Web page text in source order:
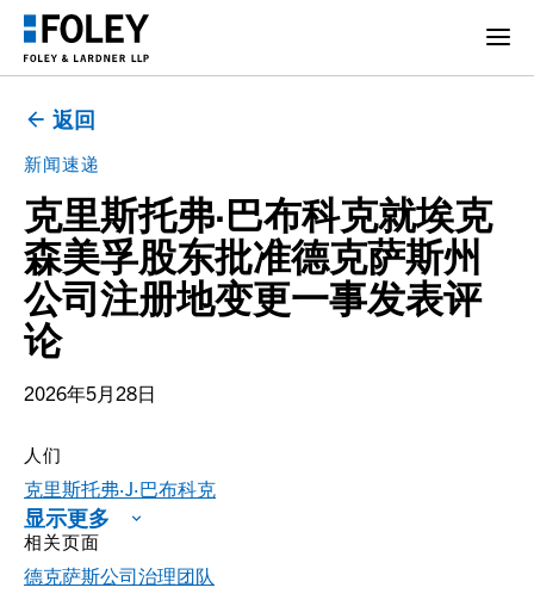
返回
新闻速递
克里斯托弗·巴布科克就埃克
森美孚股东批准德克萨斯州
公司注册地变更一事发表评
论
2026年5月28日
人们
克里斯托弗·J·巴布科克
显示更多
相关页面
德克萨斯公司治理团队